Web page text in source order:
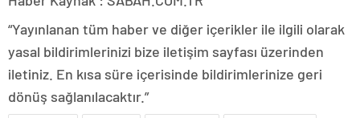
“Yayınlanan tüm haber ve diğer içerikler ile ilgili olarak
yasal bildirimlerinizi bize iletişim sayfası üzerinden
iletiniz. En kısa süre içerisinde bildirimlerinize geri
dönüş sağlanılacaktır.”